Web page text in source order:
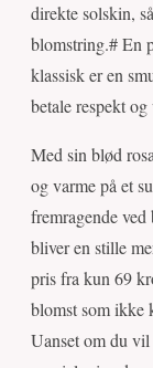
direkte solskin,
blomstring.# En
klassisk er en
betale respekt
Med sin blød
og varme på et
fremragende ved
bliver en stille
pris fra kun 69
blomst som ikke
Uanset om du